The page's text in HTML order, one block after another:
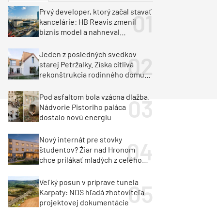
Klimatizácia a vetranie
Milan Murcka
Prvý developer, ktorý začal stavať
kancelárie: HB Reavis zmenil
biznis model a nahneval
Jeden z posledných svedkov
starej Petržalky. Získa citlivá
rekonštrukcia rodinného domu
Pod asfaltom bola vzácna dlažba.
Nádvorie Pistoriho paláca
dostalo novú energiu
Nový internát pre stovky
študentov? Žiar nad Hronom
chce prilákať mladých z celého
Veľký posun v príprave tunela
Karpaty: NDS hľadá zhotoviteľa
projektovej dokumentácie